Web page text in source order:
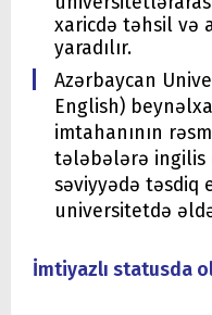
xaricdə təhsil və
yaradılır.
Azərbaycan
English)
imtahanının
tələbələrə
səviyyədə təsdiq
universitetdə
İmtiyazlı statusda